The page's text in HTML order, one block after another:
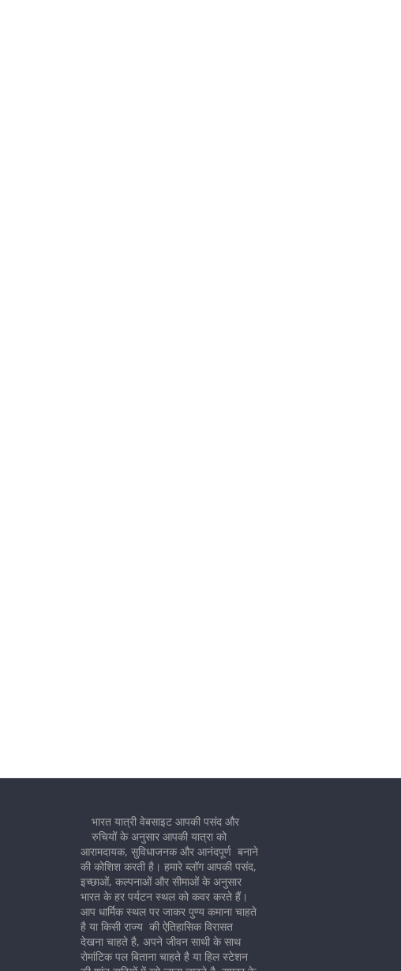
भारत यात्री वेबसाइट आपकी पसंद और
रुचियों के अनुसार आपकी यात्रा को
आरामदायक, सुविधाजनक और आनंदपूर्ण बनाने
की कोशिश करती है। हमारे ब्लॉग आपकी पसंद,
इच्छाओं, कल्पनाओं और सीमाओं के अनुसार
भारत के हर पर्यटन स्थल को कवर करते हैं।
आप धार्मिक स्थल पर जाकर पुण्य कमाना चाहते
है या किसी राज्य की ऐतिहासिक विरासत
देखना चाहते है, अपने जीवन साथी के साथ
रोमांटिक पल बिताना चाहते है या हिल स्टेशन